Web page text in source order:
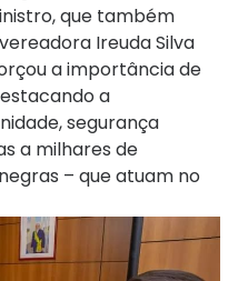
que também
Ireuda Silva
a importância de
a
segurança
a milhares de
– que atuam no